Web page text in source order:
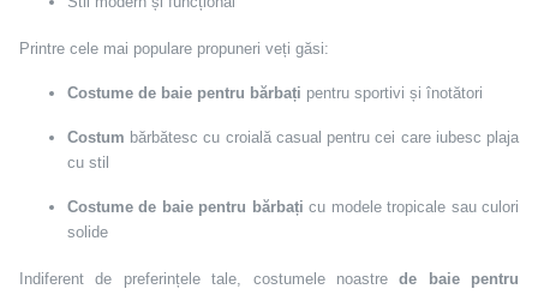
Printre cele mai populare propuneri veți găsi:
Costume de baie pentru bărbați pentru sportivi și înotători
Costum bărbătesc cu croială casual pentru cei care iubesc plaja
cu stil
Costume de baie pentru bărbați cu modele tropicale sau culori
solide
Indiferent de preferințele tale, costumele noastrede baie pentru